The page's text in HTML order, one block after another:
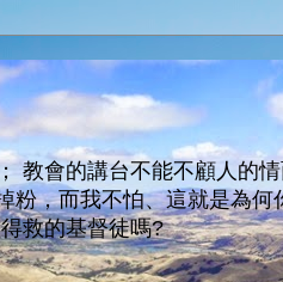
教會的講台不能不顧人的
粉，而我不怕、這就是為
救的基督徒嗎?